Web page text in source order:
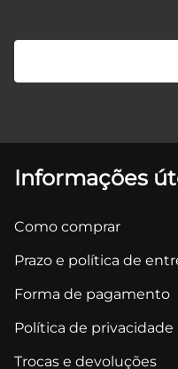
Informações
Como comprar
Prazo e política de
Forma de pagamento
Política de privacidade
Trocas e devoluções